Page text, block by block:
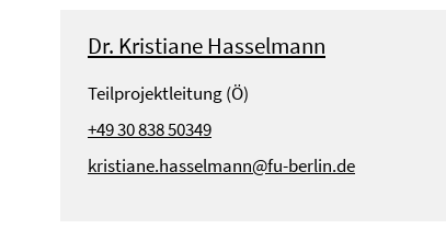
Dr. Kristiane Hasselmann
Teilprojektleitung (Ö)
+49 30 838 50349
kristiane.hasselmann@fu-berlin.de